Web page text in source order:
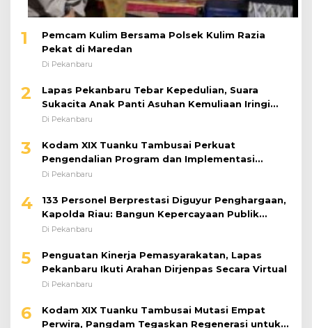
1
Pemcam Kulim Bersama Polsek Kulim Razia
Pekat di Maredan
Di Pekanbaru
2
Lapas Pekanbaru Tebar Kepedulian, Suara
Sukacita Anak Panti Asuhan Kemuliaan Iringi
Bantuan Sosial
Di Pekanbaru
3
Kodam XIX Tuanku Tambusai Perkuat
Pengendalian Program dan Implementasi
Doktrin TNI AD
Di Pekanbaru
4
133 Personel Berprestasi Diguyur Penghargaan,
Kapolda Riau: Bangun Kepercayaan Publik
dengan Karya Nyata
Di Pekanbaru
5
Penguatan Kinerja Pemasyarakatan, Lapas
Pekanbaru Ikuti Arahan Dirjenpas Secara Virtual
Di Pekanbaru
6
Kodam XIX Tuanku Tambusai Mutasi Empat
Perwira, Pangdam Tegaskan Regenerasi untuk